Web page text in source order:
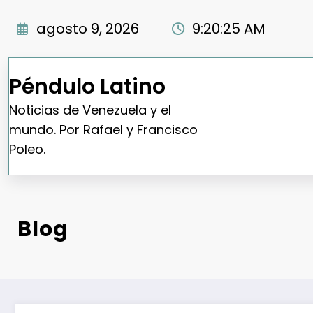
agosto 9, 2026 9:20:26 AM
Péndulo Latino
Noticias de Venezuela y el
mundo. Por Rafael y Francisco
Poleo.
Blog